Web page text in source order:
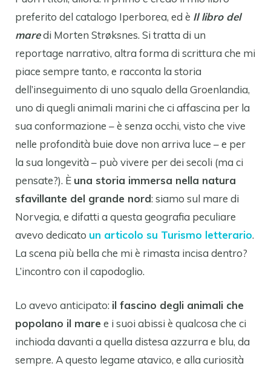
preferito del catalogo Iperborea, ed è Il libro del
maredi Morten Strøksnes. Si tratta di un
reportage narrativo, altra forma di scrittura che mi
piace sempre tanto, e racconta la storia
dell’inseguimento di uno squalo della Groenlandia,
uno di quegli animali marini che ci affascina per la
sua conformazione – è senza occhi, visto che vive
nelle profondità buie dove non arriva luce – e per
la sua longevità – può vivere per dei secoli (ma ci
pensate?). È una storia immersa nella natura
sfavillante del grande nord: siamo sul mare di
Norvegia, e difatti a questa geografia peculiare
avevo dedicato un articolo su Turismo letterario.
La scena più bella che mi è rimasta incisa dentro?
L’incontro con il capodoglio.
Lo avevo anticipato: il fascino degli animali che
popolano il mare e i suoi abissi è qualcosa che ci
inchioda davanti a quella distesa azzurra e blu, da
sempre. A questo legame atavico, e alla curiosità